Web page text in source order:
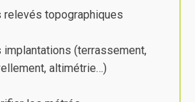
relevés topographiques
implantations (terrassement,
altimétrie…)